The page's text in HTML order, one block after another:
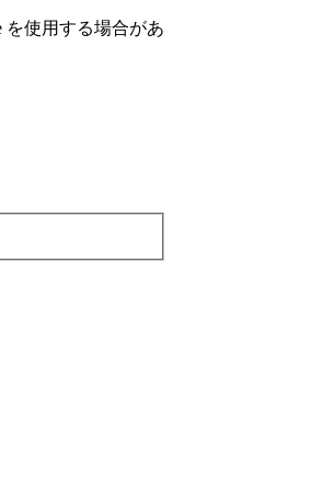
使⽤する場合があ